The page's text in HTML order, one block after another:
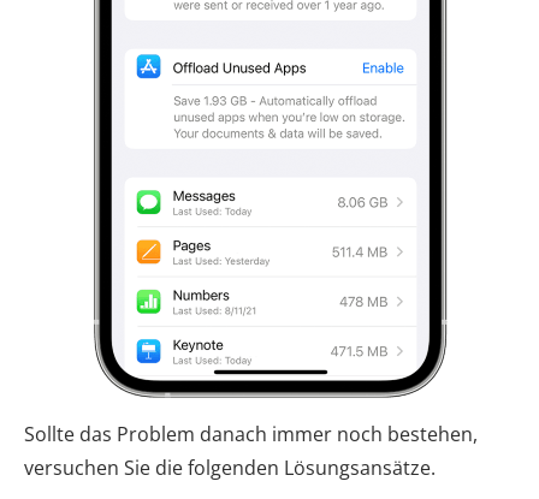
Sollte das Problem danach immer noch bestehen,
versuchen Sie die folgenden Lösungsansätze.